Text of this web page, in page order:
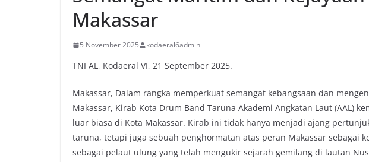
Makassar
5 November 2025 kodaeral6admin
TNI AL, Kodaeral VI, 21 September 2025.
Makassar, Dalam rangka memperkuat semangat kebangsaan dan
Makassar, Kirab Kota Drum Band Taruna Akademi Angkatan Laut (AAL)
luar biasa di Kota Makassar. Kirab ini tidak hanya menjadi ajang
taruna, tetapi juga sebuah penghormatan atas peran Makassar sebagai
sebagai pelaut ulung yang telah mengukir sejarah gemilang di lautan